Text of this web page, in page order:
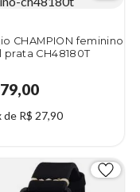
CHAMPION feminino
prata CH48180T
de R$ 27,90